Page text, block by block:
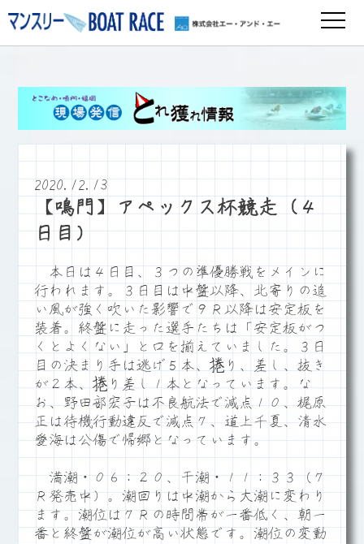
2020.12.13
【鳴門】アペックス杯競走（４
日目）
本日は４日目、３つの準優勝戦をメインに
行われます。３日目は中盤以降、北寄りの追
い風が強く吹いた影響で９Ｒ以降は安定板を
装着。終盤に走った選手たちは「安定板がつ
くとよくない」と口を揃えていました。３日
目の決まり手は逃げ５本、捲り、差し、抜き
が２本、捲り差し１本となっています。な
お、野田部宏子は不良航法で減点１０、梶原
正は待機行動違反で減点７、道上千夏、清水
愛海は公傷で帰郷となっています。
満潮・０６：２０、干潮・１１：３３（７
Ｒ発売中）。潮回りは中潮から大潮に変わり
ます。潮位は７Ｒの時間帯が一番低く、朝一
番と終盤が潮位が高い状態です。潮位の変動